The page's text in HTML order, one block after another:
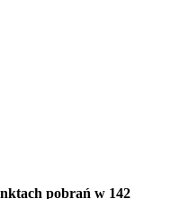
pobrań w 142